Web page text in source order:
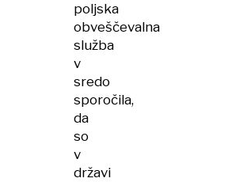
poljska
obveščevalna
služba
v
sredo
sporočila,
da
so
v
državi